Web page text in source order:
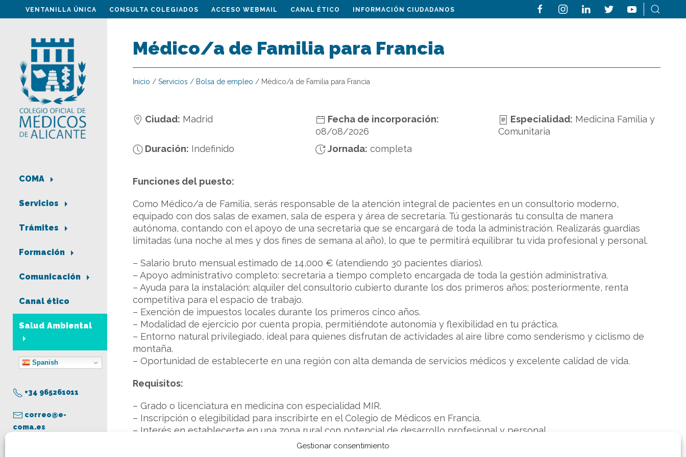
Gestionar consentimiento
VENTANILLA ÚNICA CONSULTA COLEGIADOS ACCESO WEBMAIL CANAL ÉTICO INFORMACIÓN CIUDADANOS
COMA
Servicios
Trámites
Formación
Comunicación
Canal ético
Salud Ambiental
Spanish
+34 965261011
correo@e-
coma.es
Médico/a de Familia para Francia
Inicio / Servicios / Bolsa de empleo / Médico/a de Familia para Francia
Ciudad: Madrid
Fecha de incorporación:
08/08/2026
Especialidad: Medicina Familia y
Comunitaria
Duración: Indefinido Jornada: completa
Funciones del puesto:
Como Médico/a de Familia, serás responsable de la atención integral de pacientes en un consultorio moderno,
equipado con dos salas de examen, sala de espera y área de secretaría. Tú gestionarás tu consulta de manera
autónoma, contando con el apoyo de una secretaria que se encargará de toda la administración. Realizarás guardias
limitadas (una noche al mes y dos fines de semana al año), lo que te permitirá equilibrar tu vida profesional y personal.
– Salario bruto mensual estimado de 14,000 € (atendiendo 30 pacientes diarios).
– Apoyo administrativo completo: secretaria a tiempo completo encargada de toda la gestión administrativa.
– Ayuda para la instalación: alquiler del consultorio cubierto durante los dos primeros años; posteriormente, renta
competitiva para el espacio de trabajo.
– Exención de impuestos locales durante los primeros cinco años.
– Modalidad de ejercicio por cuenta propia, permitiéndote autonomía y flexibilidad en tu práctica.
– Entorno natural privilegiado, ideal para quienes disfrutan de actividades al aire libre como senderismo y ciclismo de
montaña.
– Oportunidad de establecerte en una región con alta demanda de servicios médicos y excelente calidad de vida.
Requisitos:
– Grado o licenciatura en medicina con especialidad MIR.
– Inscripción o elegibilidad para inscribirte en el Colegio de Médicos en Francia.
– Interés en establecerte en una zona rural con potencial de desarrollo profesional y personal.
– Integrarás un equipo reducido, trabajando junto a una secretaria y, durante la transición, con un médico próximo a la